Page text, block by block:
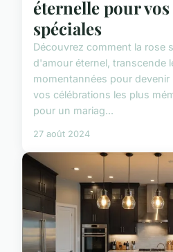
éternelle pour
spéciales
Découvrez comment la rose
d'amour éternel, transcende
momentannées pour
vos célébrations les plus
pour un mariag...
27 août 2024